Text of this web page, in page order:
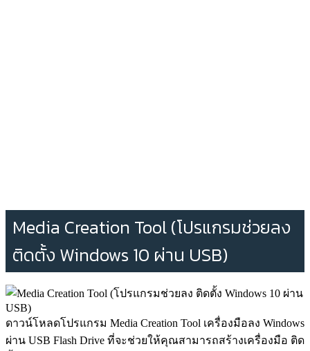
Media Creation Tool (โปรแกรมช่วยลง
ติดตั้ง Windows 10 ผ่าน USB)
ดาวน์โหลดโปรแกรม Media Creation Tool เครื่องมือลง Windows
ผ่าน USB Flash Drive ที่จะช่วยให้คุณสามารถสร้างเครื่องมือ ติด